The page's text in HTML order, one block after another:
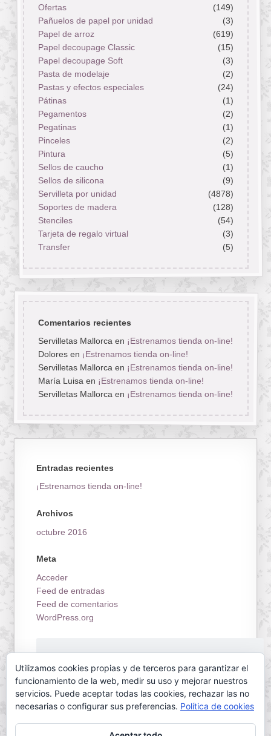
Ofertas
(149)
Pañuelos de papel por unidad
(3)
Papel de arroz
(619)
Papel decoupage Classic
(15)
Papel decoupage Soft
(3)
Pasta de modelaje
(2)
Pastas y efectos especiales
(24)
Pátinas
(1)
Pegamentos
(2)
Pegatinas
(1)
Pinceles
(2)
Pintura
(5)
Sellos de caucho
(1)
Sellos de silicona
(9)
Servilleta por unidad
(4878)
Soportes de madera
(128)
Stenciles
(54)
Tarjeta de regalo virtual
(3)
Transfer
(5)
Comentarios recientes
Servilletas Mallorca en ¡Estrenamos tienda on-line!
Doloresen ¡Estrenamos tienda on-line!
Servilletas Mallorca en ¡Estrenamos tienda on-line!
María Luisa en ¡Estrenamos tienda on-line!
Servilletas Mallorca en ¡Estrenamos tienda on-line!
Entradas recientes
¡Estrenamos tienda on-line!
Archivos
octubre 2016
Meta
Acceder
Feed de entradas
Feed de comentarios
WordPress.org
Utilizamos cookies propias y de terceros para garantizar el
funcionamiento de la web, medir su uso y mejorar nuestros
servicios. Puede aceptar todas las cookies, rechazar las no
necesarias o configurar sus preferencias. Política de cookies